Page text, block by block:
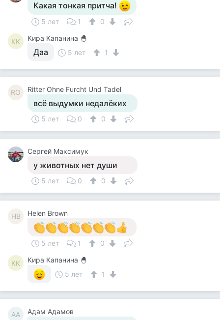
Какая тонкая притча!
5 лет 1 0
КК Кира Капанина 🐣
Даа 5 лет 1
RO Ritter Ohne Furcht Und Tadel
всё выдумки недалёких
5 лет 0 0
Сергей Максимук
у животных нет души
5 лет 0 0
HB Helen Brown
5 лет 1 0
КК
Кира Капанина 🐣
5 лет
1
АА Адам Адамов